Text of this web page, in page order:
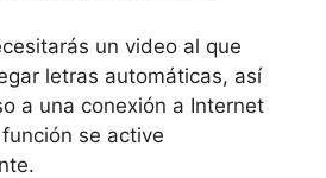
un video al que
letras automáticas, así
a una conexión a Internet
‍se active